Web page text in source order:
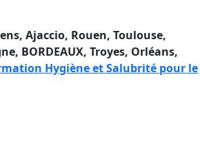
Ajaccio, Rouen, Toulouse,
BORDEAUX, Troyes, Orléans,
Hygiène et Salubrité pour le